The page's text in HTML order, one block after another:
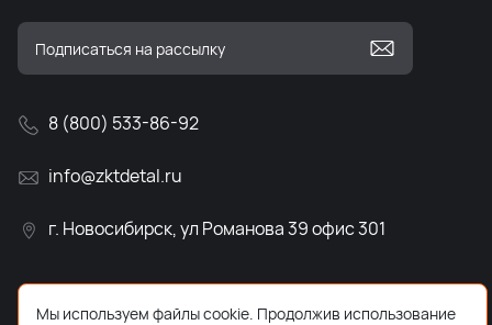
8 (800) 533-86-92
info@zktdetal.ru
г. Новосибирск, ул Романова 39 офис 301
Мы используем файлы cookie. Продолжив использование